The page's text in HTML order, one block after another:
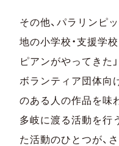
その他、パラリンピ
地の小学校・支援学
ピアンがやってきた
ボランティア団体向
のある人の作品を味
多岐に渡る活動を行
た活動のひとつが、